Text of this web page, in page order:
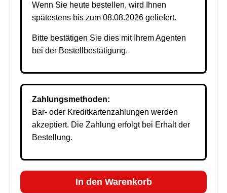
Wenn Sie heute bestellen, wird Ihnen
spätestens bis zum 08.08.2026 geliefert.
Bitte bestätigen Sie dies mit Ihrem Agenten
bei der Bestellbestätigung.
Zahlungsmethoden:
Bar- oder Kreditkartenzahlungen werden
akzeptiert. Die Zahlung erfolgt bei Erhalt der
Bestellung.
In den Warenkorb